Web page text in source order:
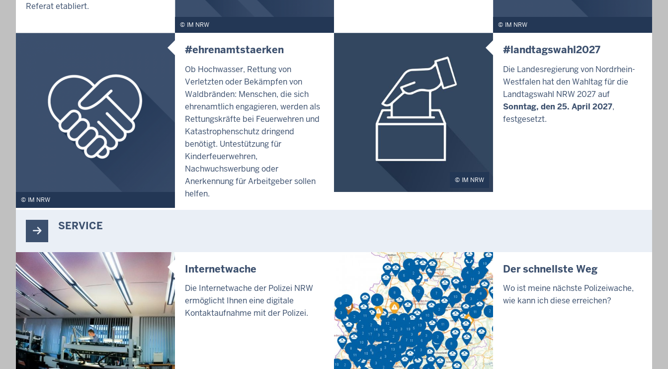
IM NRW
Referat etabliert.
IM NRW
IM NRW
#ehrenamtstaerken
Ob Hochwasser, Rettung von
Verletzten oder Bekämpfen von
Waldbränden: Menschen, die sich
ehrenamtlich engagieren, werden als
Rettungskräfte bei Feuerwehren und
Katastrophenschutz dringend
benötigt. Untestützung für
Kinderfeuerwehren,
Nachwuchswerbung oder
Anerkennung für Arbeitgeber sollen
helfen.
IM NRW
#landtagswahl2027
Die Landesregierung von Nordrhein-
Westfalen hat den Wahltag für die
Landtagswahl NRW 2027 auf
Sonntag, den 25. April 2027,
festgesetzt.
SERVICE
Internetwache
Die Internetwache der Polizei NRW
ermöglicht Ihnen eine digitale
Kontaktaufnahme mit der Polizei.
Der schnellste Weg
Wo ist meine nächste Polizeiwache,
wie kann ich diese erreichen?